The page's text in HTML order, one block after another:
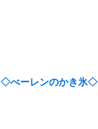
◇べーレンのかき氷◇